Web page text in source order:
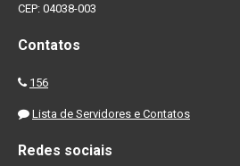
CEP: 04038-003
Contatos
156
Lista de Servidores e Contatos
Redes sociais